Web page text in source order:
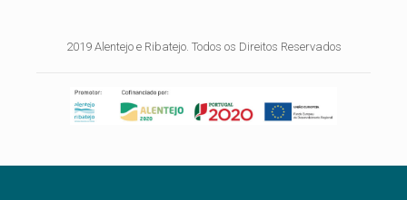
2019 Alentejo e Ribatejo. Todos os Direitos Reservados